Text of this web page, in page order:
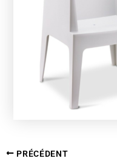
PRÉCÉDENT